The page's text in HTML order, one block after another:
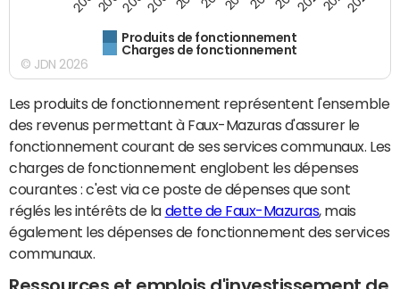
Produits de fonctionnement
Charges de fonctionnement
© JDN 2026
Les produits de fonctionnement représentent l'ensemble
des revenus permettant à Faux-Mazuras d'assurer le
fonctionnement courant de ses services communaux. Les
charges de fonctionnement englobent les dépenses
courantes : c'est via ce poste de dépenses que sont
réglés les intérêts de la dette de Faux-Mazuras, mais
également les dépenses de fonctionnement des services
communaux.